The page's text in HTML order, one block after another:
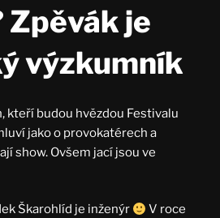
Zpěvák je
výzkumník
kteří budou hvězdou Festivalu
jako o provokatérech a
show. Ovšem jací jsou ve
Škarohlíd je inženýr
V roce